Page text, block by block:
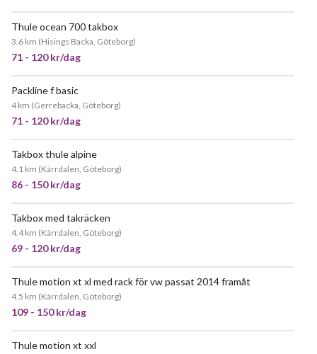
Thule ocean 700 takbox
3.6 km (Hisings Backa, Göteborg)
71 - 120 kr/dag
Packline f basic
4 km (Gerrebacka, Göteborg)
71 - 120 kr/dag
Takbox thule alpine
4.1 km (Kärrdalen, Göteborg)
86 - 150 kr/dag
Takbox med takräcken
4.4 km (Kärrdalen, Göteborg)
69 - 120 kr/dag
POPULÄR
Thule motion xt xl med rack för vw passat 2014 framåt
4.5 km (Kärrdalen, Göteborg)
109 - 150 kr/dag
Thule motion xt xxl